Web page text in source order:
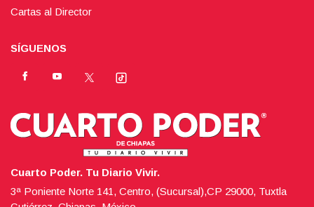
Cartas al Director
SÍGUENOS
Cuarto Poder. Tu Diario Vivir.
3ª Poniente Norte 141, Centro, (Sucursal),CP 29000, Tuxtla